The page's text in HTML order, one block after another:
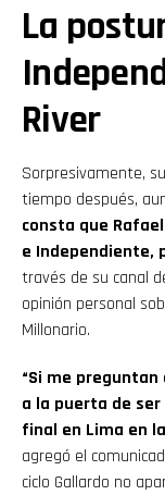
La
River
Sorpresivamente,
tiempo después,
consta que
e Independiente,
través de su canal
opinión personal
Millonario.
“Si me
a la puerta de ser
final en Lima en
agregó el
ciclo Gallardo no